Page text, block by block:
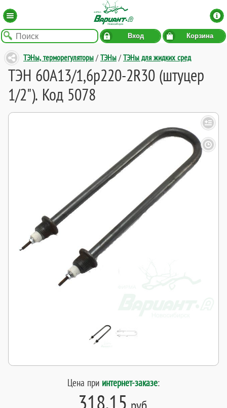
Вход Корзина
ТЭНы, терморегуляторы / ТЭНы / ТЭНы для жидких сред
ТЭН 60А13/1,6р220-2R30 (штуцер
1/2"). Код 5078
Цена при интернет-заказе:
318.15